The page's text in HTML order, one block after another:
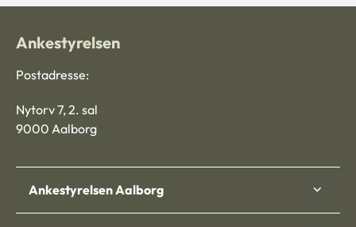
Ankestyrelsen
Postadresse:
Nytorv 7, 2. sal
9000 Aalborg
Ankestyrelsen Aalborg